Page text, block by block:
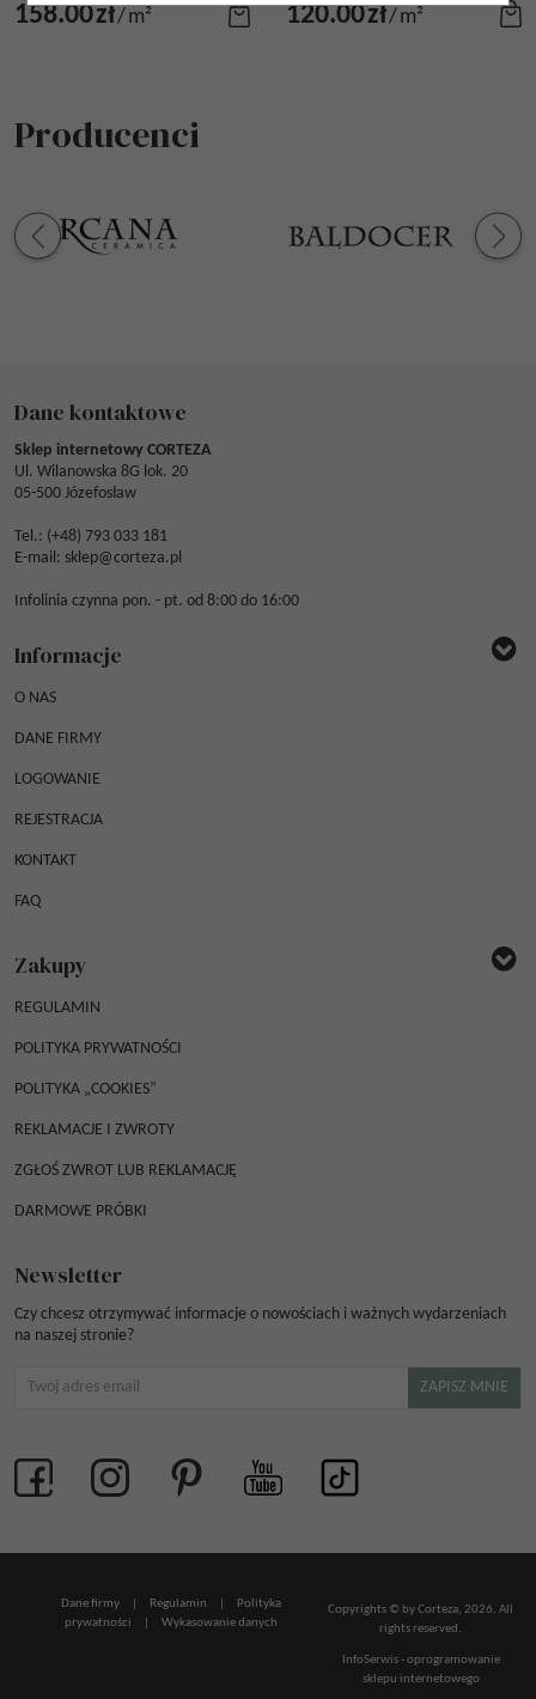
158.00zł/m² 120.00zł/m²
Producenci
Dane kontaktowe
Sklep internetowy CORTEZA
Ul. Wilanowska 8G lok. 20
05-500 Józefosław
Tel.: (+48) 793 033 181
E-mail: sklep@corteza.pl
Infolinia czynna pon. - pt. od 8:00 do 16:00
Informacje
O NAS
DANE FIRMY
LOGOWANIE
REJESTRACJA
KONTAKT
FAQ
Zakupy
REGULAMIN
POLITYKA PRYWATNOŚCI
POLITYKA „COOKIES”
REKLAMACJE I ZWROTY
ZGŁOŚ ZWROT LUB REKLAMACJĘ
DARMOWE PRÓBKI
Newsletter
Czy chcesz otrzymywać informacje o nowościach i ważnych wydarzeniach
na naszej stronie?
Copyrights © by Corteza, 2026. All
rights reserved.
InfoSerwis-oprogramowanie
sklepu internetowego
Dane firmy Regulamin
Polityka
prywatności
Wykasowanie danych